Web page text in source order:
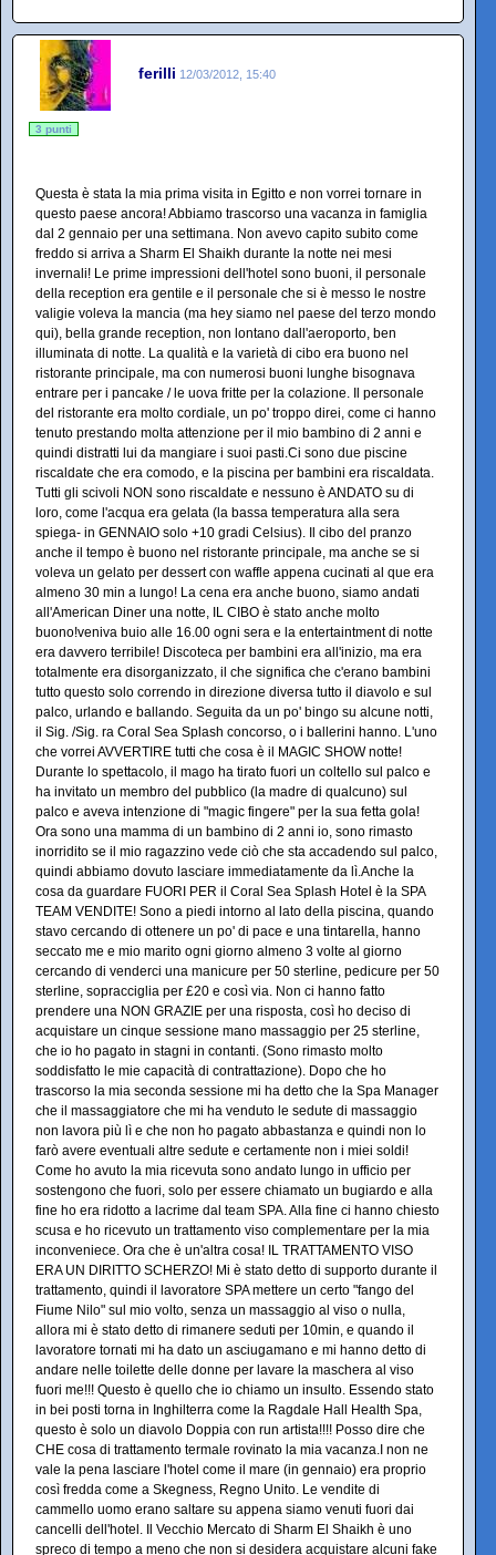
ferilli 12/03/2012, 15:40
3 punti
Questa è stata la mia prima visita in Egitto e non vorrei tornare in
questo paese ancora! Abbiamo trascorso una vacanza in famiglia
dal 2 gennaio per una settimana. Non avevo capito subito come
freddo si arriva a Sharm El Shaikh durante la notte nei mesi
invernali! Le prime impressioni dell'hotel sono buoni, il personale
della reception era gentile e il personale che si è messo le nostre
valigie voleva la mancia (ma hey siamo nel paese del terzo mondo
qui), bella grande reception, non lontano dall'aeroporto, ben
illuminata di notte. La qualità e la varietà di cibo era buono nel
ristorante principale, ma con numerosi buoni lunghe bisognava
entrare per i pancake / le uova fritte per la colazione. Il personale
del ristorante era molto cordiale, un po' troppo direi, come ci hanno
tenuto prestando molta attenzione per il mio bambino di 2 anni e
quindi distratti lui da mangiare i suoi pasti.Ci sono due piscine
riscaldate che era comodo, e la piscina per bambini era riscaldata.
Tutti gli scivoli NON sono riscaldate e nessuno è ANDATO su di
loro, come l'acqua era gelata (la bassa temperatura alla sera
spiega- in GENNAIO solo +10 gradi Celsius). Il cibo del pranzo
anche il tempo è buono nel ristorante principale, ma anche se si
voleva un gelato per dessert con waffle appena cucinati al que era
almeno 30 min a lungo! La cena era anche buono, siamo andati
all'American Diner una notte, IL CIBO è stato anche molto
buono!veniva buio alle 16.00 ogni sera e la entertaintment di notte
era davvero terribile! Discoteca per bambini era all'inizio, ma era
totalmente era disorganizzato, il che significa che c'erano bambini
tutto questo solo correndo in direzione diversa tutto il diavolo e sul
palco, urlando e ballando. Seguita da un po' bingo su alcune notti,
il Sig. /Sig. ra Coral Sea Splash concorso, o i ballerini hanno. L'uno
che vorrei AVVERTIRE tutti che cosa è il MAGIC SHOW notte!
Durante lo spettacolo, il mago ha tirato fuori un coltello sul palco e
ha invitato un membro del pubblico (la madre di qualcuno) sul
palco e aveva intenzione di "magic fingere" per la sua fetta gola!
Ora sono una mamma di un bambino di 2 anni io, sono rimasto
inorridito se il mio ragazzino vede ciò che sta accadendo sul palco,
quindi abbiamo dovuto lasciare immediatamente da lì.Anche la
cosa da guardare FUORI PER il Coral Sea Splash Hotel è la SPA
TEAM VENDITE! Sono a piedi intorno al lato della piscina, quando
stavo cercando di ottenere un po' di pace e una tintarella, hanno
seccato me e mio marito ogni giorno almeno 3 volte al giorno
cercando di venderci una manicure per 50 sterline, pedicure per 50
sterline, sopracciglia per £20 e così via. Non ci hanno fatto
prendere una NON GRAZIE per una risposta, così ho deciso di
acquistare un cinque sessione mano massaggio per 25 sterline,
che io ho pagato in stagni in contanti. (Sono rimasto molto
soddisfatto le mie capacità di contrattazione). Dopo che ho
trascorso la mia seconda sessione mi ha detto che la Spa Manager
che il massaggiatore che mi ha venduto le sedute di massaggio
non lavora più lì e che non ho pagato abbastanza e quindi non lo
farò avere eventuali altre sedute e certamente non i miei soldi!
Come ho avuto la mia ricevuta sono andato lungo in ufficio per
sostengono che fuori, solo per essere chiamato un bugiardo e alla
fine ho era ridotto a lacrime dal team SPA. Alla fine ci hanno chiesto
scusa e ho ricevuto un trattamento viso complementare per la mia
inconveniece. Ora che è un'altra cosa! IL TRATTAMENTO VISO
ERA UN DIRITTO SCHERZO! Mi è stato detto di supporto durante il
trattamento, quindi il lavoratore SPA mettere un certo "fango del
Fiume Nilo" sul mio volto, senza un massaggio al viso o nulla,
allora mi è stato detto di rimanere seduti per 10min, e quando il
lavoratore tornati mi ha dato un asciugamano e mi hanno detto di
andare nelle toilette delle donne per lavare la maschera al viso
fuori me!!! Questo è quello che io chiamo un insulto. Essendo stato
in bei posti torna in Inghilterra come la Ragdale Hall Health Spa,
questo è solo un diavolo Doppia con run artista!!!! Posso dire che
CHE cosa di trattamento termale rovinato la mia vacanza.I non ne
vale la pena lasciare l'hotel come il mare (in gennaio) era proprio
così fredda come a Skegness, Regno Unito. Le vendite di
cammello uomo erano saltare su appena siamo venuti fuori dai
cancelli dell'hotel. Il Vecchio Mercato di Sharm El Shaikh è uno
spreco di tempo a meno che non si desidera acquistare alcuni fake